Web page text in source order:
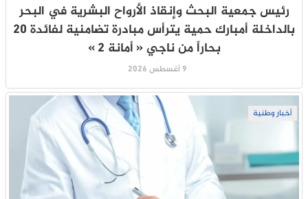
رئيس جمعية البحث وإنقاذ الأرواح البشرية في البحر
بالداخلة أمبارك حمية يترأس مبادرة تضامنية لفائدة 20
بحاراً من ناجي « أمانة 2 »
9 أغسطس 2026
أخبار وطنية